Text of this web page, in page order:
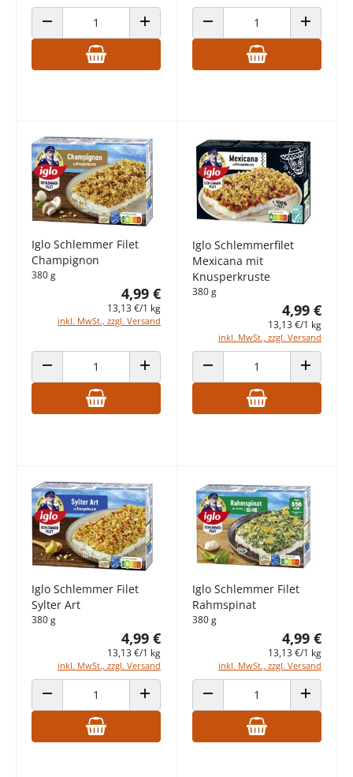
ANZAHL VERRINGERN ANZAHL ERHÖHENANZAHL VERRINGERN ANZAHL
Iglo Schlemmer Filet
Champignon
380 g
4,99 €
13,13 €/1 kg
inkl. MwSt., zzgl. Versand
ANZAHL VERRINGERN ANZAHL ERHÖHEN
Iglo Schlemmerfilet
Mexicana mit
Knusperkruste
380 g
4,99 €
13,13 €/1 kg
inkl. MwSt., zzgl. Versand
ANZAHL VERRINGERN ANZAHL
Iglo Schlemmer Filet
Sylter Art
380 g
4,99 €
13,13 €/1 kg
inkl. MwSt., zzgl. Versand
ANZAHL VERRINGERN ANZAHL ERHÖHEN
Iglo Schlemmer Filet
Rahmspinat
380 g
4,99 €
13,13 €/1 kg
inkl. MwSt., zzgl. Versand
ANZAHL VERRINGERN ANZAHL